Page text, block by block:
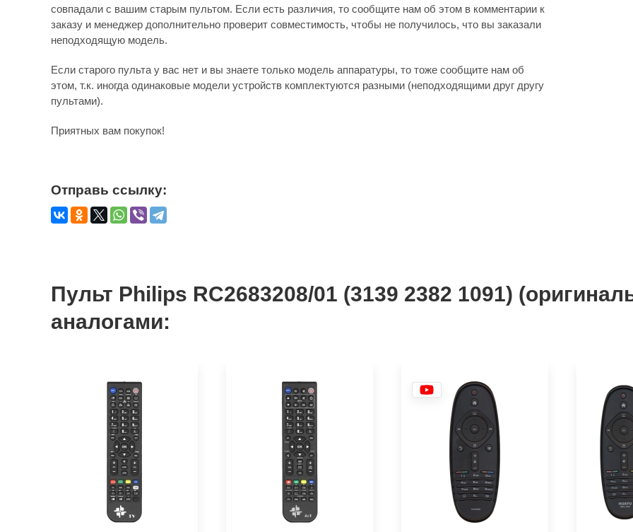
совпадали с вашим старым пультом. Если есть различия, то сообщите нам об этом в комментарии к
заказу и менеджер дополнительно проверит совместимость, чтобы не получилось, что вы заказали
неподходящую модель.
Если старого пульта у вас нет и вы знаете только модель аппаратуры, то тоже сообщите нам об
этом, т.к. иногда одинаковые модели устройств комплектуются разными (неподходящими друг другу
пультами).
Приятных вам покупок!
Отправь ссылку:
Пульт Philips RC2683208/01 (3139 2382 1091)
аналогами: